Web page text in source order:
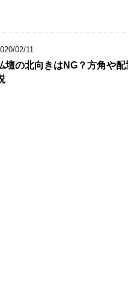
02/11
壇の北向きはNG？方角や